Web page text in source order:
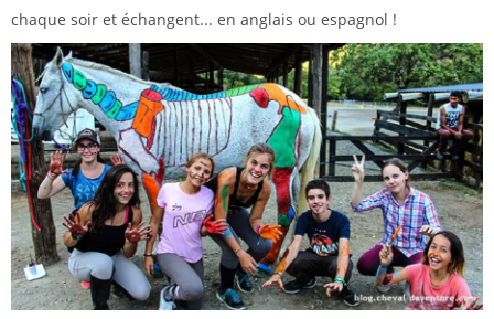
chaque soir et échangent... en anglais ou espagnol !